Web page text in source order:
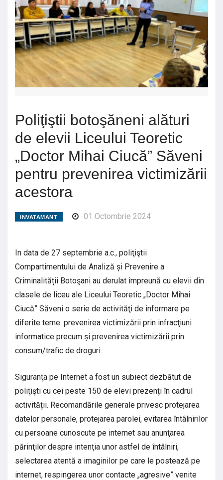
Poliţiştii botoşăneni alături
de elevii Liceului Teoretic
„Doctor Mihai Ciucă” Săveni
pentru prevenirea victimizării
acestora
INVATAMANT 01 Octombrie 2024
In data de 27 septembrie a.c., poliţiştii
Compartimentului de Analiză și Prevenire a
Criminalității Botoşani au derulat împreună cu elevii din
clasele de liceu ale Liceului Teoretic „Doctor Mihai
Ciucă” Săveni o serie de activităţi de informare pe
diferite teme: prevenirea victimizării prin infracţiuni
informatice precum și prevenirea victimizării prin
consum/trafic de droguri.
Siguranţa pe Internet a fost un subiect dezbătut de
poliţişti cu cei peste 150 de elevi prezenți în cadrul
activității. Recomandările generale privesc protejarea
datelor personale, protejarea parolei, evitarea întâlnirilor
cu persoane cunoscute pe internet sau anunţarea
părinţilor despre intenţia unor astfel de întâlniri,
selectarea atentă a imaginilor pe care le postează pe
internet, respingerea unor contacte „agresive” venite